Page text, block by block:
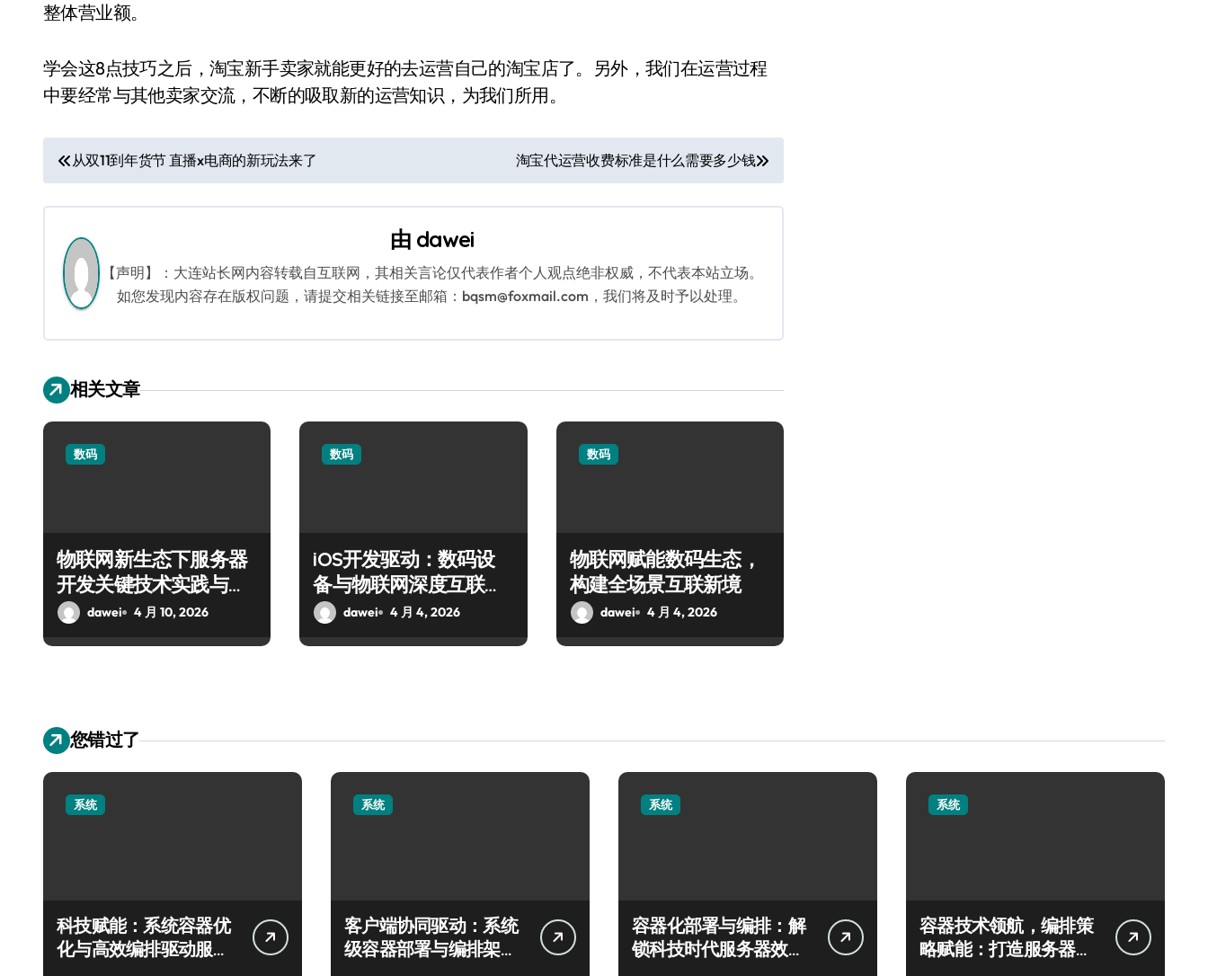
整体营业额。
学会这8点技巧之后，淘宝新手卖家就能更好的去运营自己的淘宝店了。另外，我们在运营过程
中要经常与其他卖家交流，不断的吸取新的运营知识，为我们所用。
文
章
航
从双11到年货节 直播x电商的新玩法来了 淘宝代运营收费标准是什么需要多少钱
由 dawei
【声明】：大连站长网内容转载自互联网，其相关言论仅代表作者个人观点绝非权威，不代表本站立场。
如您发现内容存在版权问题，请提交相关链接至邮箱：bqsm@foxmail.com，我们将及时予以处理。
相关文章
数码
物联网新生态下服务器
开发关键技术实践与突
破
dawei 4 月 10, 2026
数码
iOS开发驱动：数码设
备与物联网深度互联新
实践dawei 4 月 4, 2026
数码
物联网赋能数码生态，
构建全场景互联新境
dawei 4 月 4, 2026
您错过了
系统
科技赋能：系统容器优
化与高效编排驱动服务
系统
客户端协同驱动：系统
级容器部署与编排架构
系统
容器化部署与编排：解
锁科技时代服务器效率
系统
容器技术领航，编排策
略赋能：打造服务器高